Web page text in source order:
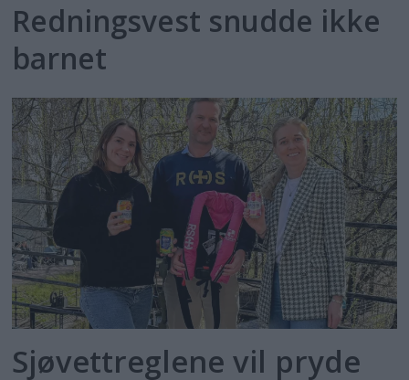
Redningsvest snudde ikke
barnet
Sjøvettreglene vil pryde